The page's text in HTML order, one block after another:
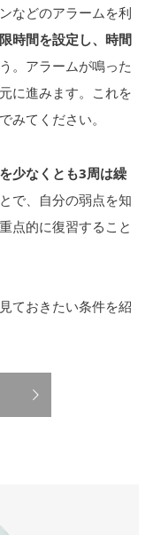
などのアラームを利
時間を設定し、時間
。アラームが鳴った
に進みます。これを
みてください。
少なくとも3周は繰
で、自分の弱点を知
点的に復習すること
ておきたい条件を紹